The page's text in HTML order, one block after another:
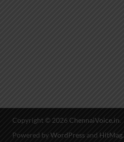
Copyright © 2026 ChennaiVoice.in.
Powered byWordPress and HitMag.